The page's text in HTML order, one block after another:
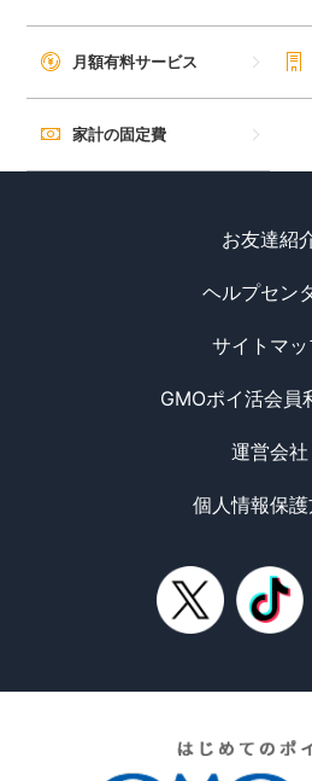
月額有料サービス
家計の固定費
お友達紹
ヘルプセン
サイトマ
GMOポイ活会員
運営会社
個人情報保